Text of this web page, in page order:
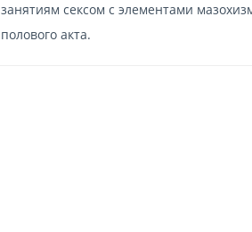
занятиям сексом с элементами
полового акта.